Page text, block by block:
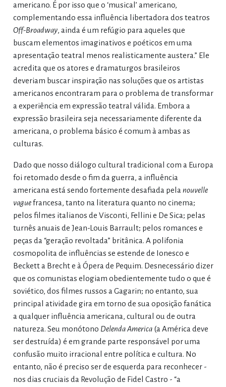
americano. É por isso que o ‘musical’ americano,
complementando essa influência libertadora dos teatros
Off-Broadway, ainda é um refúgio para aqueles que
buscam elementos imaginativos e poéticos em uma
apresentação teatral menos realisticamente austera.” Ele
acredita que os atores e dramaturgos brasileiros
deveriam buscar inspiração nas soluções que os artistas
americanos encontraram para o problema de transformar
a experiência em expressão teatral válida. Embora a
expressão brasileira seja necessariamente diferente da
americana, o problema básico é comum à ambas as
culturas.
Dado que nosso diálogo cultural tradicional com a Europa
foi retomado desde o fim da guerra, a influência
americana está sendo fortemente desafiada pela nouvelle
vaguefrancesa, tanto na literatura quanto no cinema;
pelos filmes italianos de Visconti, Fellini e De Sica; pelas
turnês anuais de Jean-Louis Barrault; pelos romances e
peças da “geração revoltada” britânica. A polifonia
cosmopolita de influências se estende de Ionesco e
Beckett a Brecht e à Ópera de Pequim. Desnecessário dizer
que os comunistas elogiam obedientemente tudo o que é
soviético, dos filmes russos a Gagarin; no entanto, sua
principal atividade gira em torno de sua oposição fanática
a qualquer influência americana, cultural ou de outra
natureza. Seu monótono Delenda America(a América deve
ser destruída) é em grande parte responsável por uma
confusão muito irracional entre política e cultura. No
entanto, não é preciso ser de esquerda para reconhecer -
nos dias cruciais da Revolução de Fidel Castro - “a